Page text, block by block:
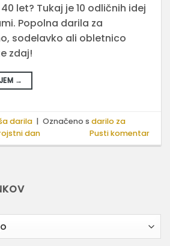
let? Tukaj je 10 odličnih idej
Popolna darila za
sodelavko ali obletnico
zdaj!
→
darila | Označeno sdarilo za
dan Pusti komentar